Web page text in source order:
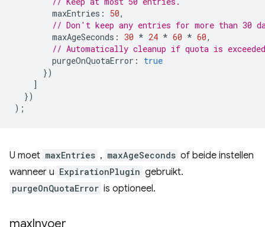
maxEntries : 50,
// Don't keep any entries for more than 30
maxAgeSeconds : 30 * 24 * 60 * 60,
// Automatically cleanup if quota is
purgeOnQuotaError :
true
})
]
})
);
U moet maxEntries , maxAgeSeconds of beide instellen
wanneer u ExpirationPlugin gebruikt.
purgeOnQuotaError is optioneel.
maxInvoer